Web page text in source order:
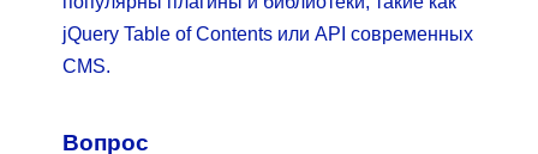
jQuery Table of Contents или API современных
CMS.
Вопрос